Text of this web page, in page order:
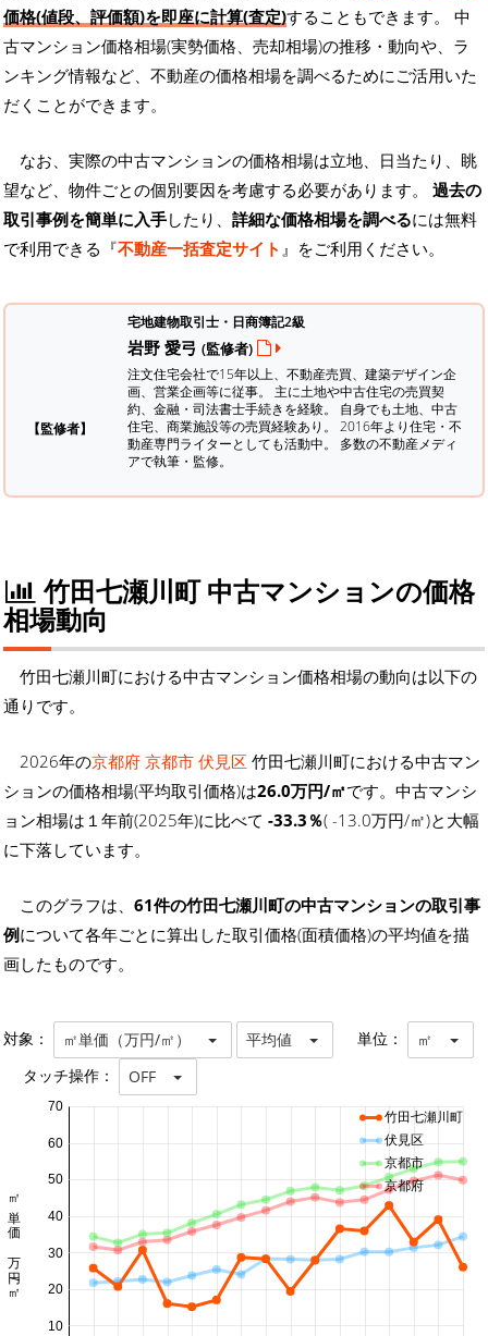
価格(値段、評価額)を即座に計算(査定)することもできます。 中
古マンション価格相場(実勢価格、売却相場)の推移・動向や、ラ
ンキング情報など、不動産の価格相場を調べるためにご活用いた
だくことができます。
なお、実際の中古マンションの価格相場は立地、日当たり、眺
望など、物件ごとの個別要因を考慮する必要があります。 過去の
取引事例を簡単に入手したり、 詳細な価格相場を調べるには無料
で利用できる『不動産一括査定サイト 』をご利用ください。
【監修者】
宅地建物取引士・日商簿記2級
岩野 愛弓 (監修者)
注文住宅会社で15年以上、不動産売買、建築デザイン企
画、営業企画等に従事。 主に土地や中古住宅の売買契
約、金融・司法書士手続きを経験。 自身でも土地、中古
住宅、商業施設等の売買経験あり。 2016年より住宅・不
動産専門ライターとしても活動中。 多数の不動産メディ
アで執筆・監修。
竹田七瀬川町 中古マンションの価格
相場動向
竹田七瀬川町における中古マンション価格相場の動向は以下の
通りです。
2026年の京都府 京都市 伏見区 竹田七瀬川町における中古マン
ションの価格相場(平均取引価格)は26.0万円/㎡です。中古マンシ
ョン相場は１年前(2025年)に比べて -33.3％( -13.0万円/㎡)と大幅
に下落しています。
このグラフは、 61件の竹田七瀬川町の中古マンションの取引事
例について各年ごとに算出した取引価格(面積価格)の平均値を描
画したものです。
対象： ㎡単価（万円/㎡） 平均値 単位： ㎡
タッチ操作： OFF
10
20
30
40
50
60
70
㎡単価 万円/㎡
竹田七瀬川町
伏見区
京都市
京都府